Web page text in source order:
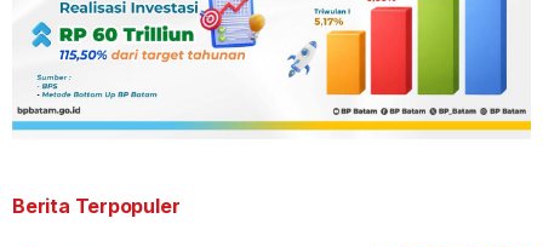
Berita Terpopuler